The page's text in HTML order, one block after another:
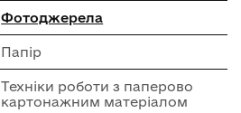
Фотоджерела
Папір
Техніки роботи з паперово
картонажним матеріалом